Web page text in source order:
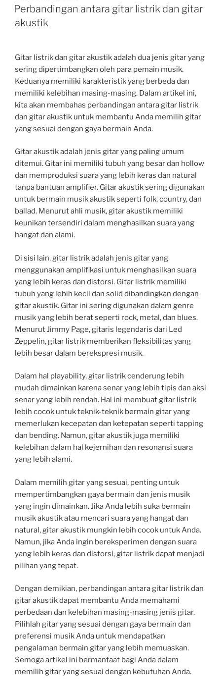
ON
Perbandingan antara gitar listrik dan gitar
akustik
Gitar listrik dan gitar akustik adalah dua jenis gitar yang
sering dipertimbangkan oleh para pemain musik.
Keduanya memiliki karakteristik yang berbeda dan
memiliki kelebihan masing-masing. Dalam artikel ini,
kita akan membahas perbandingan antara gitar listrik
dan gitar akustik untuk membantu Anda memilih gitar
yang sesuai dengan gaya bermain Anda.
Gitar akustik adalah jenis gitar yang paling umum
ditemui. Gitar ini memiliki tubuh yang besar dan hollow
dan memproduksi suara yang lebih keras dan natural
tanpa bantuan amplifier. Gitar akustik sering digunakan
untuk bermain musik akustik seperti folk, country, dan
ballad. Menurut ahli musik, gitar akustik memiliki
keunikan tersendiri dalam menghasilkan suara yang
hangat dan alami.
Di sisi lain, gitar listrik adalah jenis gitar yang
menggunakan amplifikasi untuk menghasilkan suara
yang lebih keras dan distorsi. Gitar listrik memiliki
tubuh yang lebih kecil dan solid dibandingkan dengan
gitar akustik. Gitar ini sering digunakan dalam genre
musik yang lebih berat seperti rock, metal, dan blues.
Menurut Jimmy Page, gitaris legendaris dari Led
Zeppelin, gitar listrik memberikan fleksibilitas yang
lebih besar dalam berekspresi musik.
Dalam hal playability, gitar listrik cenderung lebih
mudah dimainkan karena senar yang lebih tipis dan aksi
senar yang lebih rendah. Hal ini membuat gitar listrik
lebih cocok untuk teknik-teknik bermain gitar yang
memerlukan kecepatan dan ketepatan seperti tapping
dan bending. Namun, gitar akustik juga memiliki
kelebihan dalam hal kejernihan dan resonansi suara
yang lebih alami.
Dalam memilih gitar yang sesuai, penting untuk
mempertimbangkan gaya bermain dan jenis musik
yang ingin dimainkan. Jika Anda lebih suka bermain
musik akustik atau mencari suara yang hangat dan
natural, gitar akustik mungkin lebih cocok untuk Anda.
Namun, jika Anda ingin bereksperimen dengan suara
yang lebih keras dan distorsi, gitar listrik dapat menjadi
pilihan yang tepat.
Dengan demikian, perbandingan antara gitar listrik dan
gitar akustik dapat membantu Anda memahami
perbedaan dan kelebihan masing-masing jenis gitar.
Pilihlah gitar yang sesuai dengan gaya bermain dan
preferensi musik Anda untuk mendapatkan
pengalaman bermain gitar yang lebih memuaskan.
Semoga artikel ini bermanfaat bagi Anda dalam
memilih gitar yang sesuai dengan kebutuhan Anda.